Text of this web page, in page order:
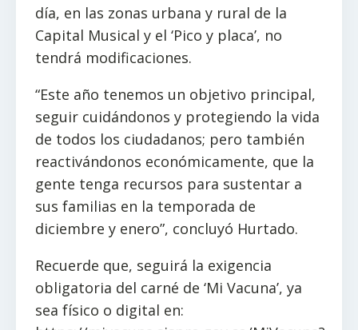
día, en las zonas urbana y rural de la
Capital Musical y el ‘Pico y placa’, no
tendrá modificaciones.
“Este año tenemos un objetivo principal,
seguir cuidándonos y protegiendo la vida
de todos los ciudadanos; pero también
reactivándonos económicamente, que la
gente tenga recursos para sustentar a
sus familias en la temporada de
diciembre y enero”, concluyó Hurtado.
Recuerde que, seguirá la exigencia
obligatoria del carné de ‘Mi Vacuna’, ya
sea físico o digital en: